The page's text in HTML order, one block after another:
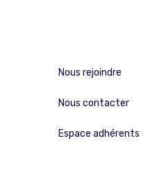
Nous rejoindre
Nous contacter
Espace adhérents